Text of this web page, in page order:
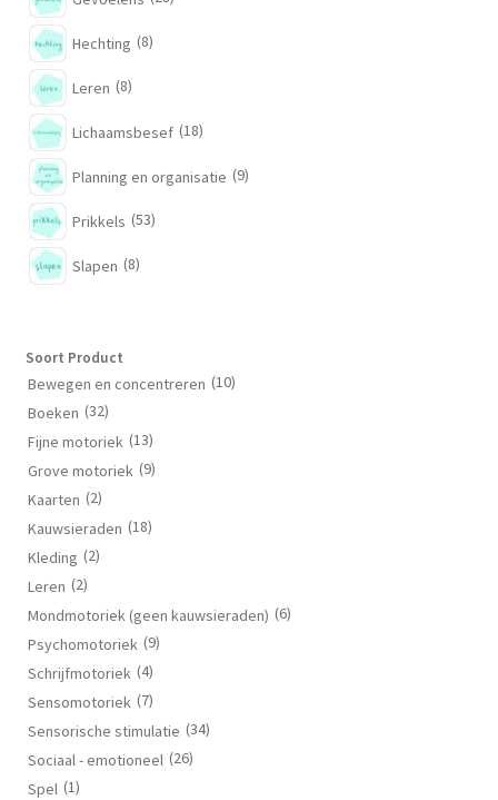
Hechting (8)
Leren (8)
Lichaamsbesef (18)
Planning en organisatie (9)
Prikkels (53)
Slapen (8)
Soort Product
Bewegen en concentreren (10)
Boeken (32)
Fijne motoriek (13)
Grove motoriek (9)
Kaarten (2)
Kauwsieraden (18)
Kleding (2)
Leren (2)
Mondmotoriek (geen kauwsieraden) (6)
Psychomotoriek (9)
Schrijfmotoriek (4)
Sensomotoriek (7)
Sensorische stimulatie (34)
Sociaal - emotioneel (26)
Spel (1)